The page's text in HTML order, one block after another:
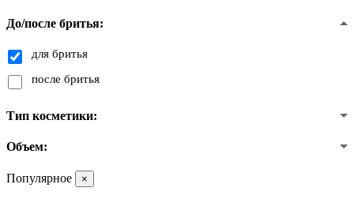
До/после бритья:
для бритья
после бритья
Тип косметики:
Объем:
Популярное ×